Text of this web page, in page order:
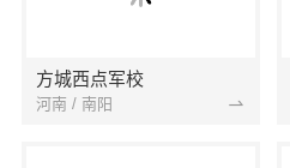
方城西点军校
河南 / 南阳